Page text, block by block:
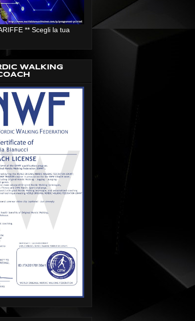
** Scegli la tua
WALKING